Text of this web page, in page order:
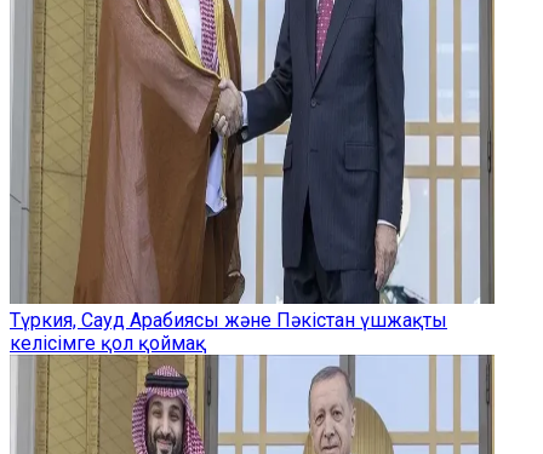
Түркия, Сауд Арабиясы және Пәкістан үшжақты
келісімге қол қоймақ